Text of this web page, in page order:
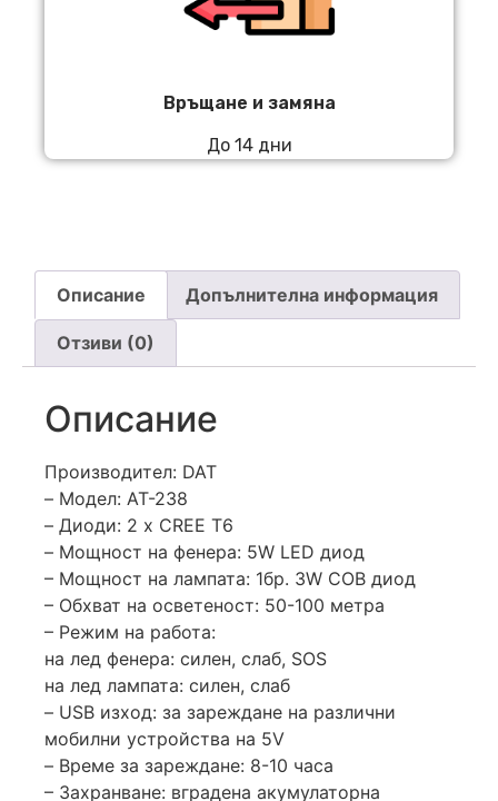
Връщане и замяна
До 14 дни
Описание Допълнителна информация
Отзиви (0)
Описание
Производител: DAT
– Модел: AT-238
– Диоди: 2 x CREE T6
– Мощност на фенера: 5W LED диод
– Мощност на лампата: 1бр. 3W COB диод
– Обхват на осветеност: 50-100 метра
– Режим на работа:
на лед фенера: силен, слаб, SOS
на лед лампата: силен, слаб
– USB изход: за зареждане на различни
мобилни устройства на 5V
– Време за зареждане: 8-10 часа
– Захранване: вградена акумулаторна